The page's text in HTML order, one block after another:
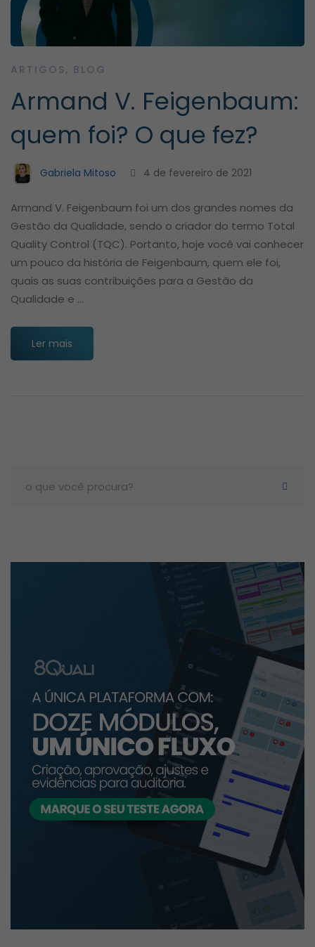
ARTIGOS , BLOG
Armand V. Feigenbaum:
quem foi? O que fez?
Gabriela Mitoso 4 de fevereiro de 2021
Armand V. Feigenbaum foi um dos grandes nomes da
Gestão da Qualidade, sendo o criador do termo Total
Quality Control (TQC). Portanto, hoje você vai conhecer
um pouco da história de Feigenbaum, quem ele foi,
quais as suas contribuições para a Gestão da
Qualidade e …
Ler mais
for: